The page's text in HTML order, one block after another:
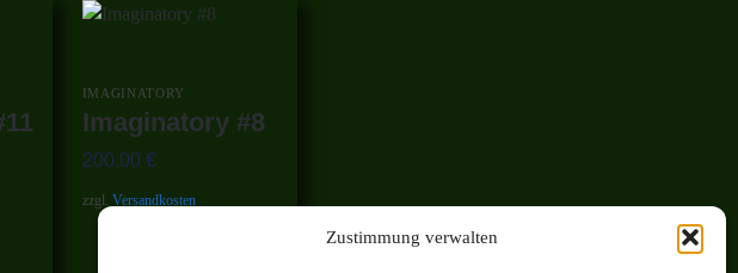
Zustimmung verwalten
IMAGINATORY
Imaginatory #8
200,00 €
zzgl. Versandkosten